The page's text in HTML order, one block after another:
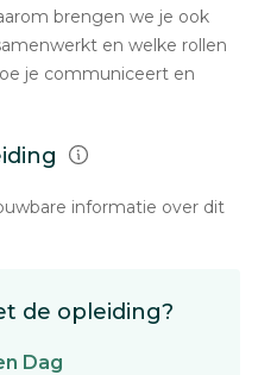
brengen we je ook
en welke rollen
je communiceert en
informatie over dit
de opleiding?
Dag